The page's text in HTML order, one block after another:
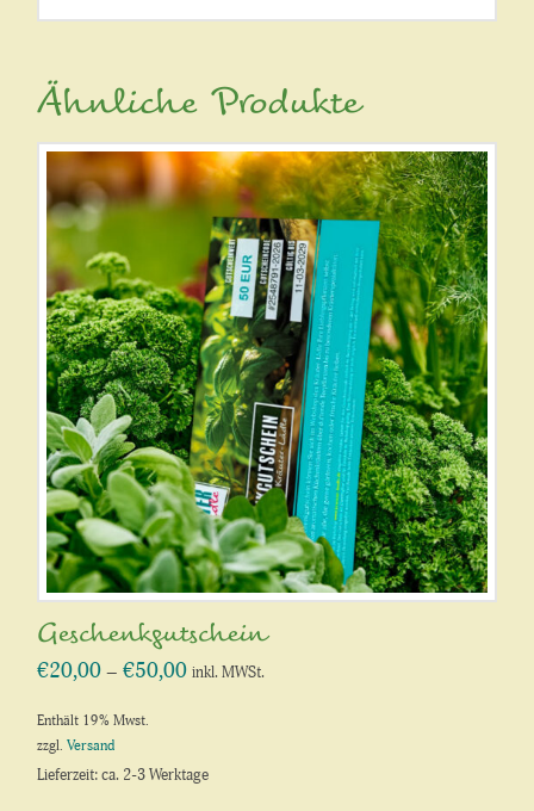
Ähnliche Produkte
Geschenkgutschein
€20,00 –€50,00Preisspanne:
inkl. MWSt.
Enthält 19% Mwst.
zzgl.Versand
Lieferzeit: ca. 2-3 Werktage